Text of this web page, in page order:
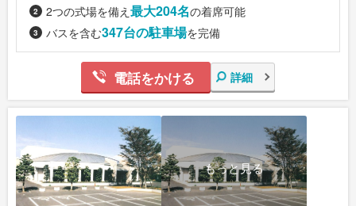
2つの式場を備え 最大204名の着席可能
バスを含む347台の駐車場を完備
電話をかける 詳細
もっと見る